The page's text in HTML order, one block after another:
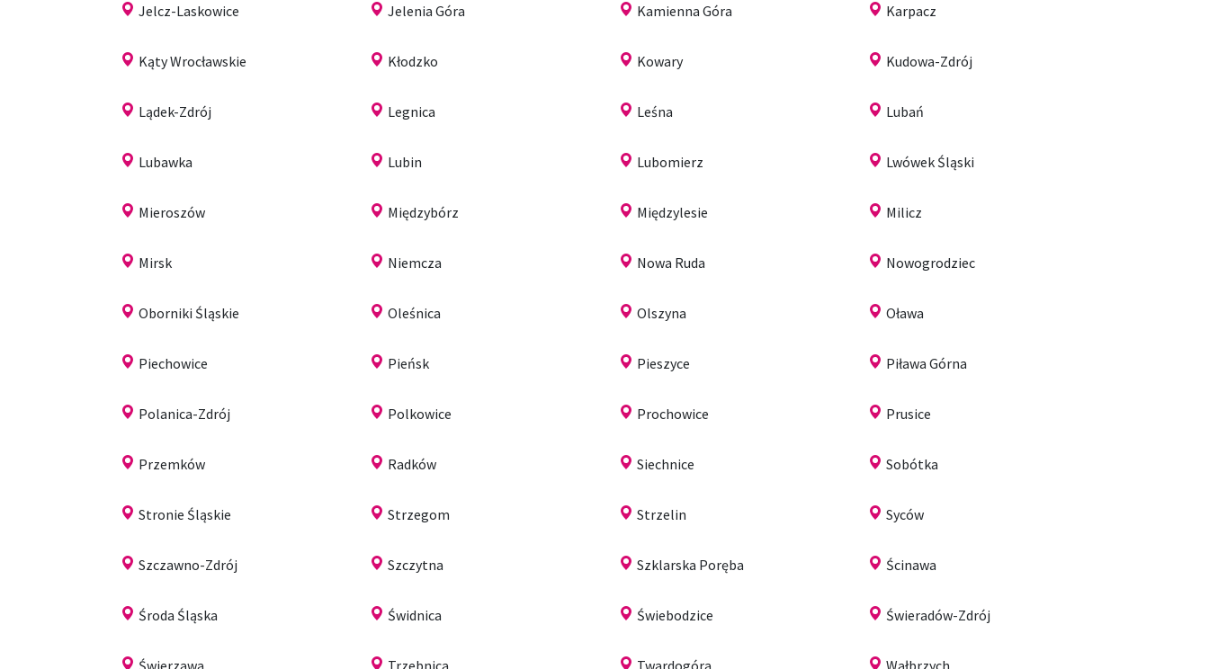
Jelcz-Laskowice Jelenia Góra Kamienna Góra Karpacz
Kąty Wrocławskie Kłodzko Kowary Kudowa-Zdrój
Lądek-Zdrój Legnica Leśna Lubań
Lubawka Lubin Lubomierz Lwówek Śląski
Mieroszów Międzybórz Międzylesie Milicz
Mirsk Niemcza Nowa Ruda Nowogrodziec
Oborniki Śląskie Oleśnica Olszyna Oława
Piechowice Pieńsk Pieszyce Piława Górna
Polanica-Zdrój Polkowice Prochowice Prusice
Przemków Radków Siechnice Sobótka
Stronie Śląskie Strzegom Strzelin Syców
Szczawno-Zdrój Szczytna Szklarska Poręba Ścinawa
Środa Śląska Świdnica Świebodzice Świeradów-Zdrój
Świerzawa Trzebnica Twardogóra Wałbrzych